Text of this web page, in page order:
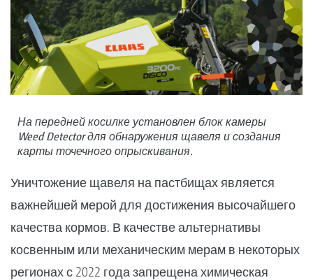
На передней косилке установлен блок камеры
Weed Detector для обнаружения щавеля и создания
карты точечного опрыскивания.
Уничтожение щавеля на пастбищах является
важнейшей мерой для достижения высочайшего
качества кормов. В качестве альтернативы
косвенным или механическим мерам в некоторых
регионах с 2022 года запрещена химическая